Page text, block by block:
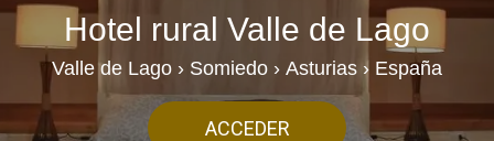
Hotel rural Valle de Lago
Valle de Lago › Somiedo › Asturias › España
ACCEDER